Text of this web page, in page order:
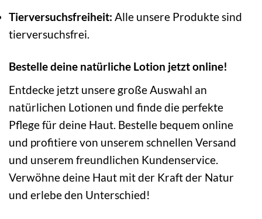
Tierversuchsfreiheit: Alle unsere Produkte sind
tierversuchsfrei.
Bestelle deine natürliche Lotion jetzt online!
Entdecke jetzt unsere große Auswahl an
natürlichen Lotionen und finde die perfekte
Pflege für deine Haut. Bestelle bequem online
und profitiere von unserem schnellen Versand
und unserem freundlichen Kundenservice.
Verwöhne deine Haut mit der Kraft der Natur
und erlebe den Unterschied!